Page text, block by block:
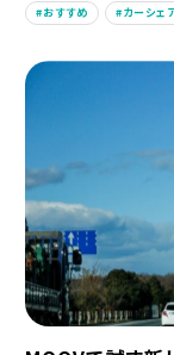
おすすめ カーシェ